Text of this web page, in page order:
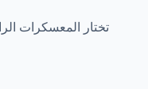
تختار المعسكرات